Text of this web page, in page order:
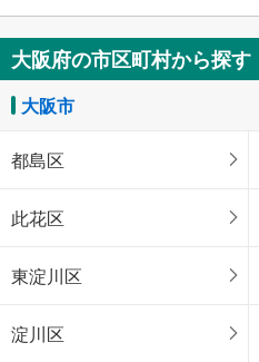
大阪府の市区町村から探す
大阪市
都島区
此花区
東淀川区
淀川区